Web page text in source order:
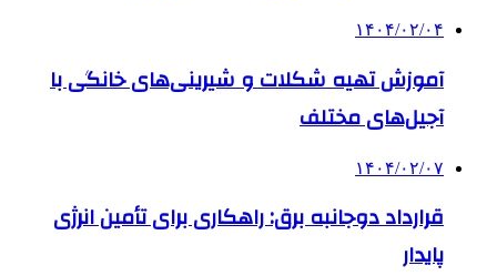
۱۴۰۴/۰۲/۰۴
آموزش تهیه شکلات و شیرینی‌های خانگی با
آجیل‌های مختلف
۱۴۰۴/۰۲/۰۷
قرارداد دوجانبه برق: راهکاری برای تأمین انرژی
پایدار